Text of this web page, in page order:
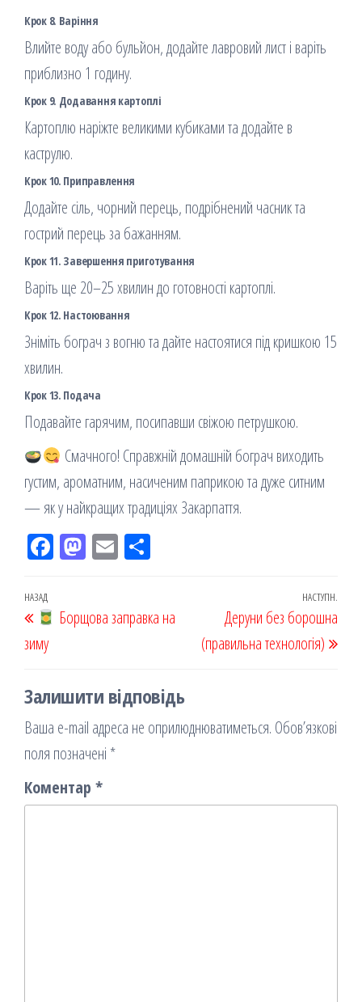
Крок 8. Варіння
Влийте воду або бульйон, додайте лавровий лист і варіть
приблизно 1 годину.
Крок 9. Додавання картоплі
Картоплю наріжте великими кубиками та додайте в
каструлю.
Крок 10. Приправлення
Додайте сіль, чорний перець, подрібнений часник та
гострий перець за бажанням.
Крок 11. Завершення приготування
Варіть ще 20–25 хвилин до готовності картоплі.
Крок 12. Настоювання
Зніміть бограч з вогню та дайте настоятися під кришкою 15
хвилин.
Крок 13. Подача
Подавайте гарячим, посипавши свіжою петрушкою.
Смачного! Справжній домашній бограч виходить
густим, ароматним, насиченим паприкою та дуже ситним
— як у найкращих традиціях Закарпаття.
Fac
k
M
on
Em
ис
Навігація
записів
Попередній
запис
НАЗАД
Борщова заправка на
зиму
НАСТУПН.
Деруни без борошна
(правильна технологія)
Залишити відповідь
Ваша e-mail адреса не оприлюднюватиметься. Обов’язкові
поля позначені *
Коментар *